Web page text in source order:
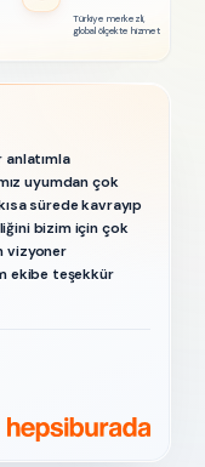
Türkiye merkezli,
global ölçekte hizmet
anlatımla
uyumdan çok
sürede kavrayıp
bizim için çok
vizyoner
ekibe teşekkür